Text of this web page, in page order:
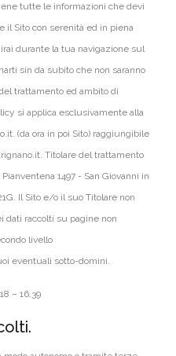
tutte le informazioni che devi
il Sito con serenità ed in piena
durante la tua navigazione sul
sin da subito che non saranno
trattamento ed ambito di
si applica esclusivamente alla
(da ora in poi Sito) raggiungibile
Titolare del trattamento
1497 - San Giovanni in
Il Sito e/o il suo Titolare non
dati raccolti su pagine non
livello
eventuali sotto-domini.
– 16.39